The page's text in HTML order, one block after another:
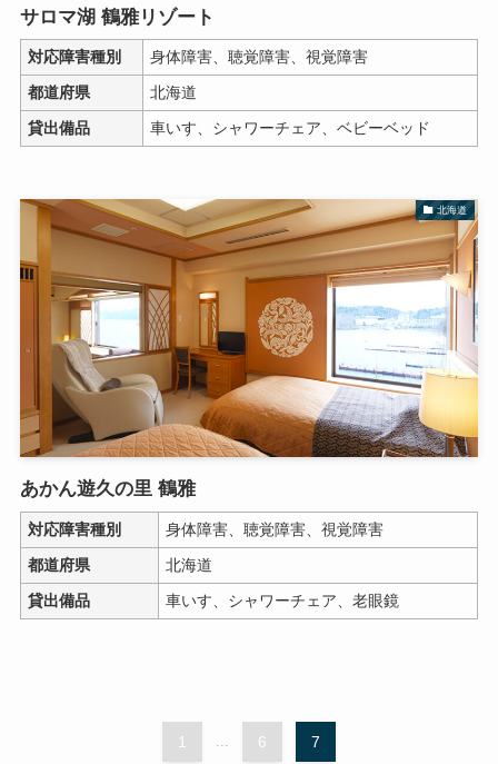
サロマ湖 鶴雅リゾート
対応障害種別
身体障害、聴覚障害、視覚障害
都道府県
北海道
貸出備品
車いす、シャワーチェア、ベビーベッド
北海道
あかん遊久の里 鶴雅
対応障害種別
身体障害、聴覚障害、視覚障害
都道府県
北海道
貸出備品
車いす、シャワーチェア、老眼鏡
1 ... 6 7